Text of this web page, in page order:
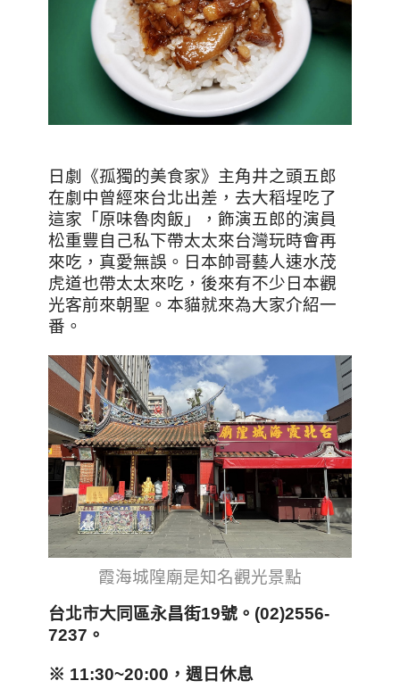
日劇《孤獨的美食家》主角井之頭五郎
在劇中曾經來台北出差，去大稻埕吃了
這家「原味魯肉飯」，飾演五郎的演員
松重豐自己私下帶太太來台灣玩時會再
來吃，真愛無誤。日本帥哥藝人速水茂
虎道也帶太太來吃，後來有不少日本觀
光客前來朝聖。本貓就來為大家介紹一
番。
霞海城隍廟是知名觀光景點
台北市大同區永昌街19號。(02)2556-
7237。
※ 11:30~20:00，週日休息